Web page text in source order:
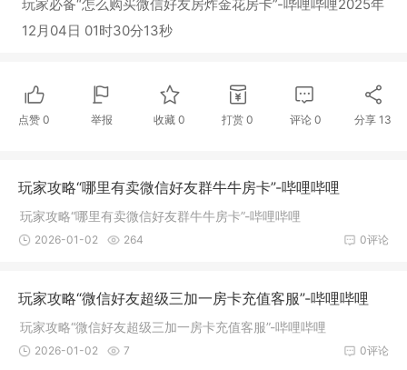
玩家必备“怎么购买微信好友房炸金花房卡”-哔哩哔哩2025年
12月04日 01时30分13秒
点赞 0 举报 收藏0 打赏 0 评论 0 分享13
玩家攻略“哪里有卖微信好友群牛牛房卡”-哔哩哔哩
玩家攻略“哪里有卖微信好友群牛牛房卡”-哔哩哔哩
0评论
2026-01-02 264
玩家攻略“微信好友超级三加一房卡充值客服”-哔哩哔哩
玩家攻略“微信好友超级三加一房卡充值客服”-哔哩哔哩
0评论
2026-01-02 7